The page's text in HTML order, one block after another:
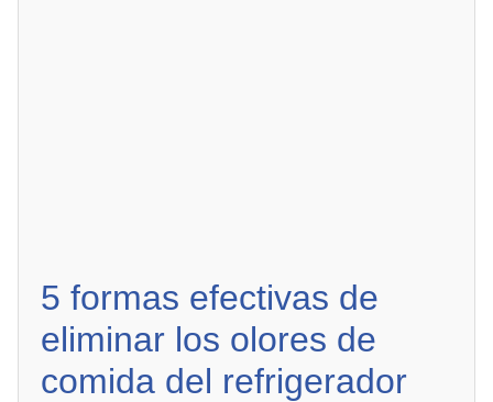
5 formas efectivas de
eliminar los olores de
comida del refrigerador